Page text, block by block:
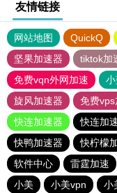
友情链接
网站地图 QuickQ
坚果加速器
tiktok加
免费vqn外网加速
旋风加速器
免费vps
快连加速器
快连加
快鸭加速器
快柠檬
软件中心
雷霆加速
小美
小美vpn 小